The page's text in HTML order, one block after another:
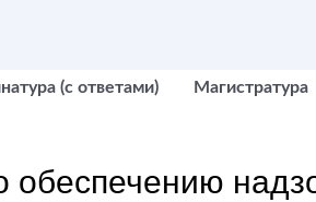
(с ответами) Магистратура
обеспечению